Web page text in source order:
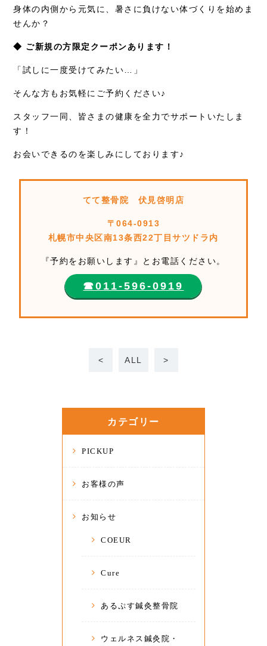
身体の内側から元気に、暑さに負けない体づくりを始めま
せんか？
◆ ご新規の方限定クーポンあります！
「試しに一度受けてみたい…」
そんな方もお気軽にご予約ください♪
スタッフ一同、皆さまの健康を全力でサポートいたしま
す！
お会いできるのを楽しみにしております♪
てて整骨院 伏見啓明店
〒064-0913
札幌市中央区南13条西22丁目サツドラ内
『予約をお願いします』とお電話ください。
☎︎011-596-0919
< ALL >
カテゴリー
PICKUP
お客様の声
お知らせ
COEUR
Cure
あるぷす鍼灸整骨院
ウェルネス鍼灸院・